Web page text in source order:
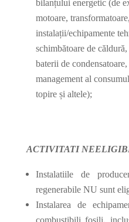
bilanțului energetic (de
motoare,
instalații/echipamente
schimbătoare de
baterii de
management al
topire și altele);
ACTIVITATI
Instalatiile de
regenerabile NU sunt
Instalarea de
combustibili fosili,